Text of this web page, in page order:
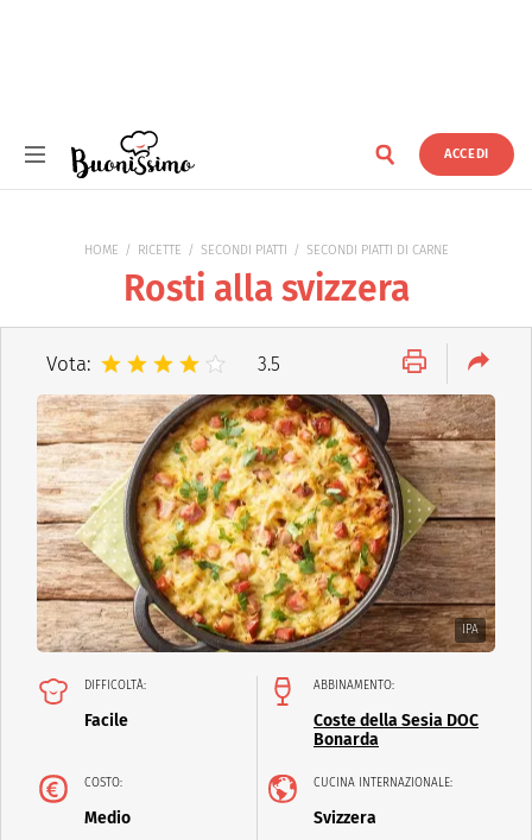
ACCEDI
HOME RICETTE SECONDI PIATTI SECONDI PIATTI DI CARNE
Rosti alla svizzera
Vota: 3.5
IPA
DIFFICOLTÀ:
Facile
ABBINAMENTO:
Coste della Sesia DOC
Bonarda
COSTO:
Medio
CUCINA INTERNAZIONALE:
Svizzera